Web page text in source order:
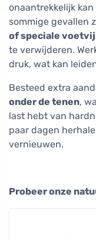
onaantrekkelijk
sommige gevallen
of speciale
te verwijderen.
druk, wat kan
Besteed extra
onder de tenen,
last hebt van
paar dagen
vernieuwen.
Probeer onze